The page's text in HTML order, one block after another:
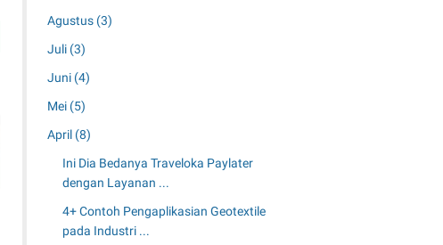
Agustus (3)
Juli (3)
Juni (4)
Mei (5)
April (8)
Ini Dia Bedanya Traveloka Paylater
dengan Layanan ...
4+ Contoh Pengaplikasian Geotextile
pada Industri ...